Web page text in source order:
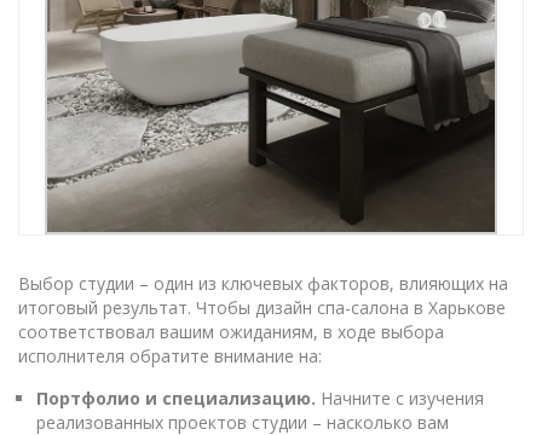
Выбор студии – один из ключевых факторов, влияющих на
итоговый результат. Чтобы дизайн спа-салона в Харькове
соответствовал вашим ожиданиям, в ходе выбора
исполнителя обратите внимание на:
Портфолио и специализацию. Начните с изучения
реализованных проектов студии – насколько вам